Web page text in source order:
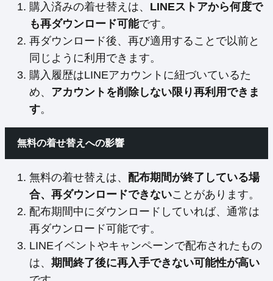
購入済みの着せ替えは、 LINEストアから何度で
も再ダウンロード可能です。
再ダウンロード後、再び適用することで以前と
同じように利用できます。
購入履歴はLINEアカウントに紐づいているた
め、 アカウントを削除しない限り再利用できま
す。
無料の着せ替えへの影響
無料の着せ替えは、 配布期間が終了している場
合、再ダウンロードできないことがあります。
配布期間中にダウンロードしていれば、通常は
再ダウンロード可能です。
LINEイベントやキャンペーンで配布されたもの
は、 期間終了後に再入手できない可能性が高い